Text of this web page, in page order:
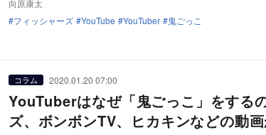
向原康太
フィッシャーズ
YouTube YouTuber 鬼ごっこ
コラム 2020.01.20 07:00
YouTuberはなぜ「鬼ごっこ」をす
ズ、ボンボンTV、ヒカキンなどの動